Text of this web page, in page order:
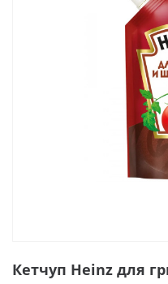
Кетчуп Heinz для